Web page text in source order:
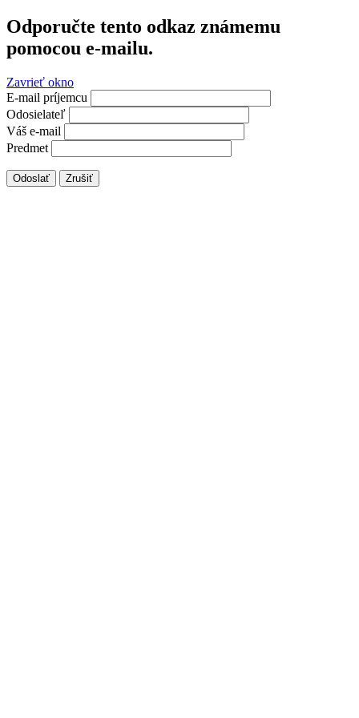
Odporučte tento odkaz známemu
pomocou e-mailu.
Zavrieť okno
E-mail príjemcu
Odosielateľ
Váš e-mail
Predmet
Odoslať Zrušiť